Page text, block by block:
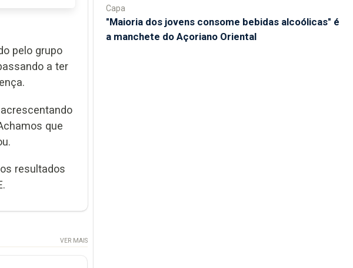
pelo grupo
a ter
que
resultados
VER MAIS
Capa
"Maioria dos jovens consome bebidas alcoólicas" é
a manchete do Açoriano Oriental